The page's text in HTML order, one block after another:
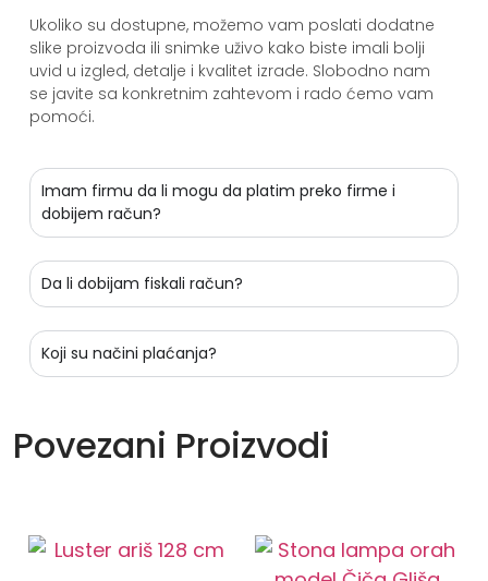
Ukoliko su dostupne, možemo vam poslati dodatne
slike proizvoda ili snimke uživo kako biste imali bolji
uvid u izgled, detalje i kvalitet izrade. Slobodno nam
se javite sa konkretnim zahtevom i rado ćemo vam
pomoći.
Imam firmu da li mogu da platim preko firme i
dobijem račun?
Da li dobijam fiskali račun?
Koji su načini plaćanja?
Povezani Proizvodi